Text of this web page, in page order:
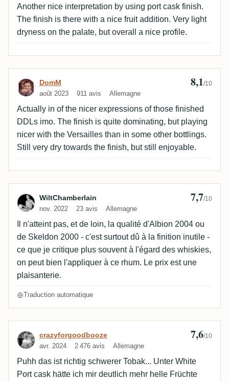
Another nice interpretation by using port cask finish.
The finish is there with a nice fruit addition. Very light
dryness on the palate, but overall a nice profile.
Avis de DomM
DomM
août 2023 911 avis Allemagne
8,1/10
Actually in of the nicer expressions of those finished
DDLs imo. The finish is quite dominating, but playing
nicer with the Versailles than in some other bottlings.
Still very dry towards the finish, but still enjoyable.
Avis de WiltChamberlain
WiltChamberlain
nov. 2022 23 avis Allemagne
7,7/10
Il n'atteint pas, et de loin, la qualité d'Albion 2004 ou
de Skeldon 2000 - c'est surtout dû à la finition inutile -
ce que je critique plus souvent à l'égard des whiskies,
on peut bien l'appliquer à ce rhum. Le prix est une
plaisanterie.
Traduction automatique
Avis de crazyforgoodbooze
crazyforgoodbooze
avr. 2024 2 476 avis Allemagne
7,6/10
Puhh das ist richtig schwerer Tobak... Unter White
Port cask hätte ich mir deutlich mehr helle Früchte